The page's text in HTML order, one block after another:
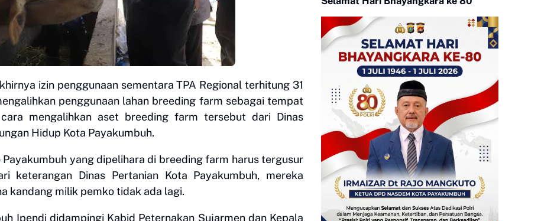
izin penggunaan sementara TPA Regional terhitung 31
penggunaan lahan breeding farm sebagai tempat
mengalihkan aset breeding farm tersebut dari Dinas
Hidup Kota Payakumbuh.
yang dipelihara di breeding farm harus tergusur
Dinas Pertanian Kota Payakumbuh, mereka
kandang milik pemko tidak ada lagi.
Ipendi didampingi Kabid Peternakan Sujarmen dan Kepala